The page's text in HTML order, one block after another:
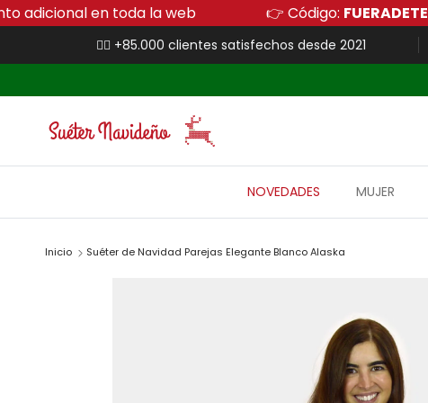
Ir al contenido
de descuento adicional en toda la web 👉 Código:
👍🏻 +85.000 clientes satisfechos desde 2021
NOVEDADES MUJER
Inicio Suéter de Navidad Parejas Elegante Blanco Alaska